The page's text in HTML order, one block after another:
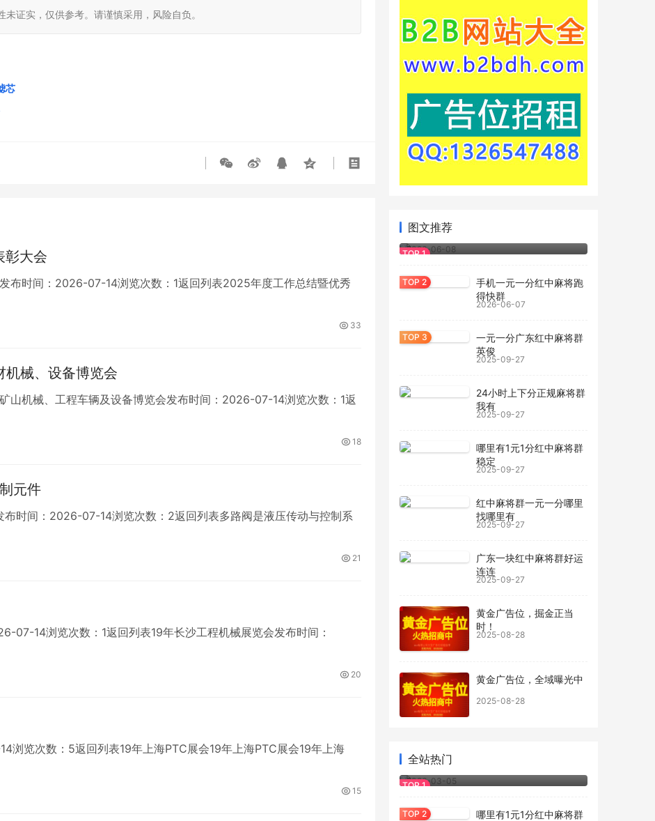
证实，仅供参考。请谨慎采用，风险自负。
芯
彰大会
布时间：2026-07-14浏览次数：1返回列表2025年度工作总结暨优秀
33
械、设备博览会
山机械、工程车辆及设备博览会发布时间：2026-07-14浏览次数：1返
18
元件
布时间：2026-07-14浏览次数：2返回列表多路阀是液压传动与控制系
21
07-14浏览次数：1返回列表19年长沙工程机械展览会发布时间：
20
浏览次数：5返回列表19年上海PTC展会19年上海PTC展会19年上海
15
图文推荐
2026玩家经验：一元一分红中麻将怎么
玩.bilibili
2026-06-08
手机一元一分红中麻将跑
得快群
2026-06-07
一元一分广东红中麻将群
英俊
2025-09-27
24小时上下分正规麻将群
我有
2025-09-27
哪里有1元1分红中麻将群
稳定
2025-09-27
红中麻将群一元一分哪里
找哪里有
2025-09-27
广东一块红中麻将群好运
连连
2025-09-27
黄金广告位，掘金正当
时！
2025-08-28
黄金广告位，全域曝光中
2025-08-28
全站热门
家居灯具干燥剂 吊灯壁灯室内照明设备
2026-03-05
哪里有1元1分红中麻将群